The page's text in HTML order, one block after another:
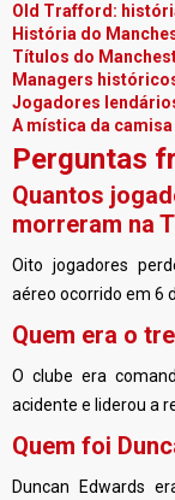
Old Trafford:
História do
Títulos do
Managers
Jogadores
A mística da camisa
Perguntas
Quantos
morreram na
Oito jogadores
aéreo ocorrido em 6
Quem era o
O clube era
acidente e liderou a
Quem foi
Duncan Edwards